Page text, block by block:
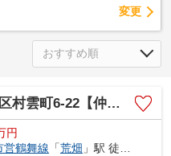
変更
介手数料無料】新築一戸建て 1号棟
円
営鶴舞線 「荒畑 」駅 徒歩12分